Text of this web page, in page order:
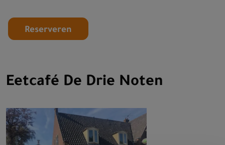
Reserveren
Eetcafé De Drie Noten